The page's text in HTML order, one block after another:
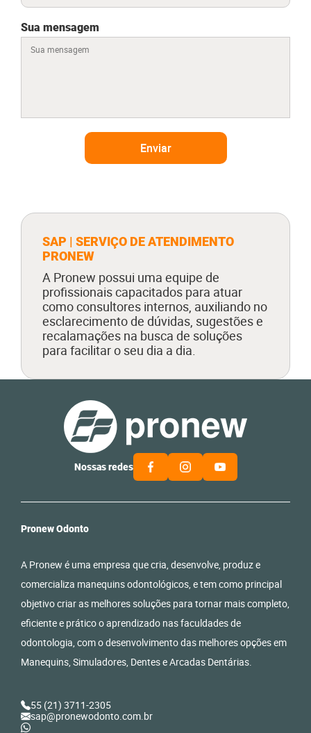
Sua mensagem
SAP | SERVIÇO DE ATENDIMENTO
PRONEW
A Pronew possui uma equipe de
profissionais capacitados para atuar
como consultores internos, auxiliando no
esclarecimento de dúvidas, sugestões e
recalamações na busca de soluções
para facilitar o seu dia a dia.
Nossas redes
Pronew Odonto
A Pronew é uma empresa que cria, desenvolve, produz e
comercializa manequins odontológicos, e tem como principal
objetivo criar as melhores soluções para tornar mais completo,
eficiente e prático o aprendizado nas faculdades de
odontologia, com o desenvolvimento das melhores opções em
Manequins, Simuladores, Dentes e Arcadas Dentárias.
55 (21) 3711-2305
sap@pronewodonto.com.br